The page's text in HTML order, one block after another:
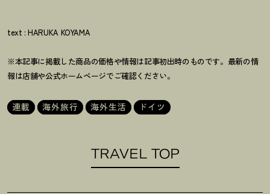
text : HARUKA KOYAMA
※本記事に掲載した商品の価格や情報は記事初出時のものです。最新の情
報は店舗や公式ホームページでご確認ください。
連載 海外旅行 海外生活 ドイツ
TRAVEL TOP